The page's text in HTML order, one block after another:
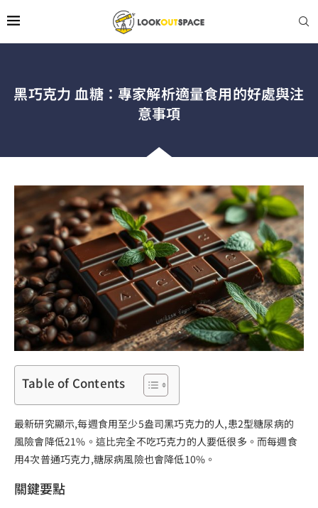
黑巧克力 血糖：專家解析適量食用的好處與注
意事項
Table of Contents
最新研究顯示,每週食用至少5盎司黑巧克力的人,患2型糖尿病的
風險會降低21%。這比完全不吃巧克力的人要低很多。而每週食
用4次普通巧克力,糖尿病風險也會降低10%。
關鍵要點